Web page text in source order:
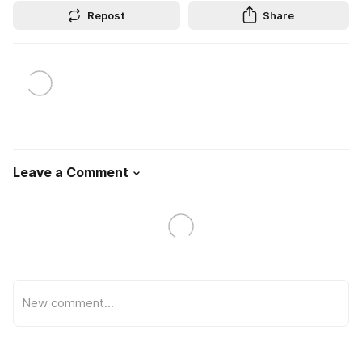
Repost Share
Leave a Comment